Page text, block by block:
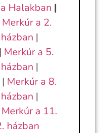
Halakban |
Merkúr a 2.
|
| Merkúr a 5.
|
| Merkúr a 8.
|
Merkúr a 11.
házban